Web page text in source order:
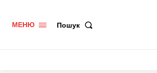
МЕНЮ Пошук